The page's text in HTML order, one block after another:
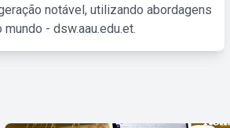
notável, utilizando abordagens
- dsw.aau.edu.et.